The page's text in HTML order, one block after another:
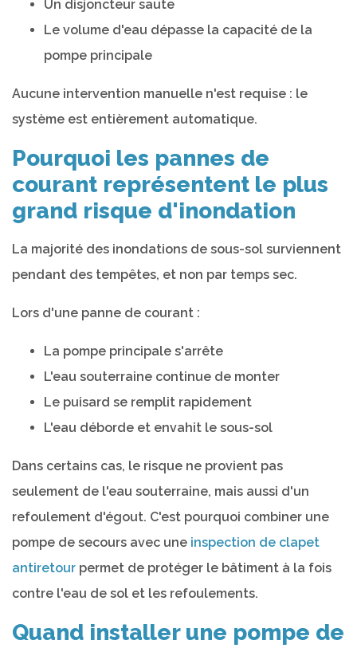
Un disjoncteur saute
Le volume d'eau dépasse la capacité de la
pompe principale
Aucune intervention manuelle n'est requise : le
système est entièrement automatique.
Pourquoi les pannes de
courant représentent le plus
grand risque d'inondation
La majorité des inondations de sous-sol surviennent
pendant des tempêtes, et non par temps sec.
Lors d'une panne de courant :
La pompe principale s'arrête
L'eau souterraine continue de monter
Le puisard se remplit rapidement
L'eau déborde et envahit le sous-sol
Dans certains cas, le risque ne provient pas
seulement de l'eau souterraine, mais aussi d'un
refoulement d'égout. C'est pourquoi combiner une
pompe de secours avec une inspection de clapet
antiretour permet de protéger le bâtiment à la fois
contre l'eau de sol et les refoulements.
Quand installer une pompe de